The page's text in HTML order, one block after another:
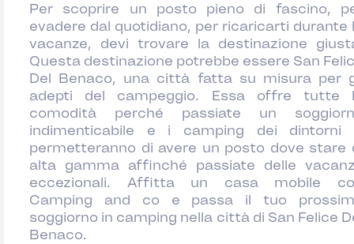
Per scoprire un posto pieno di fascino,
evadere dal quotidiano, per ricaricarti durante
vacanze, devi trovare la destinazione
Questa destinazione potrebbe essere San
Del Benaco, una città fatta su misura per
adepti del campeggio. Essa offre tutte
comodità perché passiate un
indimenticabile e i camping dei dintorni
permetteranno di avere un posto dove stare
alta gamma affinché passiate delle
eccezionali. Affitta un casa mobile
Camping and co e passa il tuo
soggiorno in camping nella città di San Felice
Benaco.